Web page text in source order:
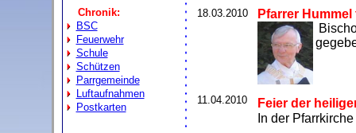
Chronik:
BSC
Feuerwehr
Schule
Schützen
Parrgemeinde
Luftaufnahmen
Postkarten
18.03.2010
Pfarrer
11.04.2010
Feier der
In der